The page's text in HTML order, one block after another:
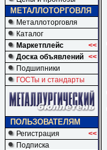
МЕТАЛЛОТОРГОВЛЯ
Металлоторговля
Каталог
Маркетплейс
<<
Доска объявлений <<
Подшипники
ГОСТы и стандарты
ПОЛЬЗОВАТЕЛЯМ
Регистрация
<<
Подписка